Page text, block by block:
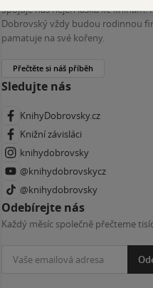
Spojuje nás nejen láska ke knihám.
Dobrovský vždy budou rodinnou
pamatuje na své kořeny.
Přečtěte si náš příběh
Sledujte nás
KnihyDobrovsky.cz
Knižní závisláci
knihydobrovsky
@knihydobrovskycz
@knihydobrovsky
Odebírejte nás
Každý měsíc společně přečteme